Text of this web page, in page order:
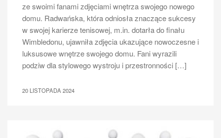
ze swoimi fanami zdjęciami wnętrza swojego nowego
domu. Radwańska, która odniosła znaczące sukcesy
w swojej karierze tenisowej, m.in. dotarła do finału
Wimbledonu, ujawniła zdjęcia ukazujące nowoczesne i
luksusowe wnętrze swojego domu. Fani wyrazili
podziw dla stylowego wystroju i przestronności […]
20 LISTOPADA 2024